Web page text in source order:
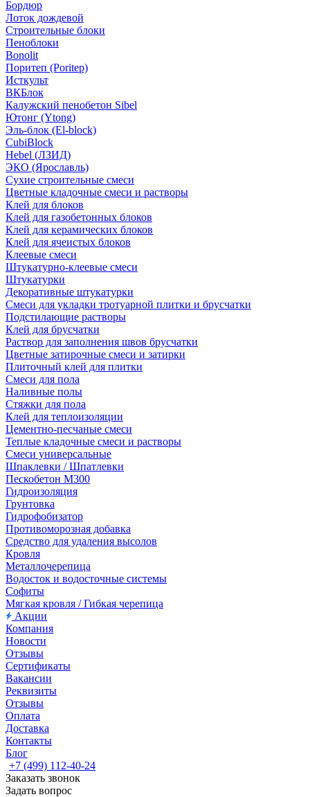
Бордюр
Лоток дождевой
Строительные блоки
Пеноблоки
Bonolit
Поритеп (Poritep)
Исткульт
ВКБлок
Калужский пенобетон Sibel
Ютонг (Ytong)
Эль-блок (El-block)
CubiBlock
Hebel (ЛЗИД)
ЭКО (Ярославль)
Сухие строительные смеси
Цветные кладочные смеси и растворы
Клей для блоков
Клей для газобетонных блоков
Клей для керамических блоков
Клей для ячеистых блоков
Клеевые смеси
Штукатурно-клеевые смеси
Штукатурки
Декоративные штукатурки
Смеси для укладки тротуарной плитки и брусчатки
Подстилающие растворы
Клей для брусчатки
Раствор для заполнения швов брусчатки
Цветные затирочные смеси и затирки
Плиточный клей для плитки
Смеси для пола
Наливные полы
Стяжки для пола
Клей для теплоизоляции
Цементно-песчаные смеси
Теплые кладочные смеси и растворы
Смеси универсальные
Шпаклевки / Шпатлевки
Пескобетон М300
Гидроизоляция
Грунтовка
Гидрофобизатор
Противоморозная добавка
Средство для удаления высолов
Кровля
Металлочерепица
Водосток и водосточные системы
Софиты
Мягкая кровля / Гибкая черепица
Акции
Компания
Новости
Отзывы
Сертификаты
Вакансии
Реквизиты
Отзывы
Оплата
Доставка
Контакты
Блог
+7 (499) 112-40-24
Заказать звонок
Задать вопрос